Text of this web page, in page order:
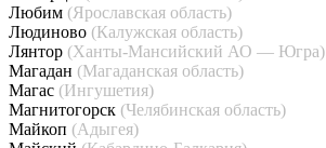
Любим (Ярославская область)
Людиново (Калужская область)
Лянтор (Ханты-Мансийский АО — Югра)
Магадан (Магаданская область)
Магас (Ингушетия)
Магнитогорск (Челябинская область)
Майкоп (Адыгея)